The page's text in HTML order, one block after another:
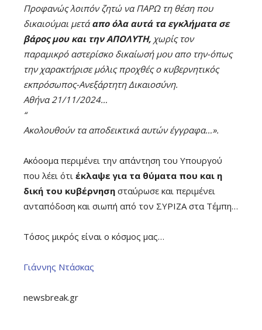
Προφανώς λοιπόν ζητώ να ΠΑΡΩ τη θέση που
δικαιούμαι μετά απο όλα αυτά τα εγκλήματα σε
βάρος μου και την ΑΠΟΛΥΤΗ, χωρίς τον
παραμικρό αστερίσκο δικαίωσή μου απο την-όπως
την χαρακτήρισε μόλις προχθές ο κυβερνητικός
εκπρόσωπος-Ανεξάρτητη Δικαιοσύνη.
Αθήνα 21/11/2024…
“
Ακολουθούν τα αποδεικτικά αυτών έγγραφα…».
Ακόοομα περιμένει την απάντηση του Υπουργού
που λέει ότι έκλαψε για τα θύματα που και η
δική του κυβέρνηση σταύρωσε και περιμένει
ανταπόδοση και σιωπή από τον ΣΥΡΙΖΑ στα Τέμπη…
Τόσος μικρός είναι ο κόσμος μας…
Γιάννης Ντάσκας
newsbreak.gr